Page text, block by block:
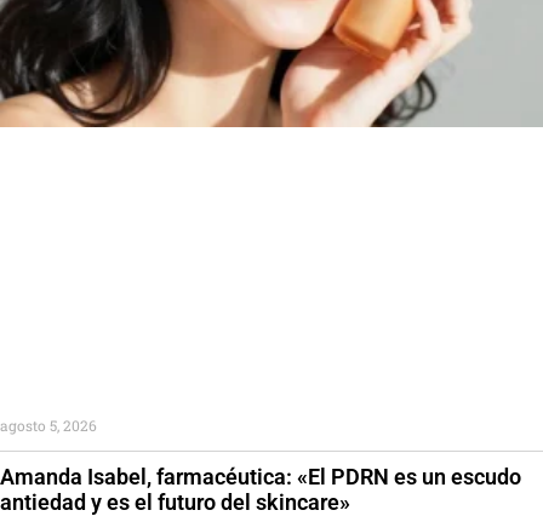
Amanda Isabel, farmacéutica: «El PDRN es un escudo
antiedad y es el futuro del skincare»
agosto 5, 2026